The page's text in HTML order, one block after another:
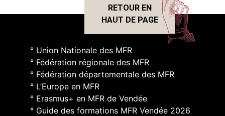
RETOUR EN
HAUT DE PAGE
° Union Nationale des MFR
° Fédération régionale des MFR
° Fédération départementale des MFR
° L’Europe en MFR
° Erasmus+ en MFR de Vendée
° Guide des formations MFR Vendée 2026